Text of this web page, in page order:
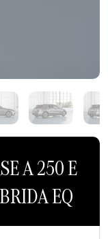
A 250 E
EQ